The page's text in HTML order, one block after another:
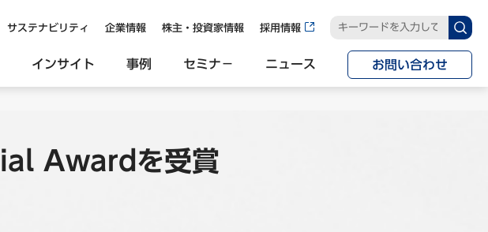
サステナビリティ 企業情報 株主・投資家情報 採用情報
インサイト 事例 セミナ− ニュース お問い合わせ
Awardを受賞